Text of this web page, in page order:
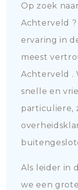
Op zoek
Achterveld
ervaring in
meest
Achterveld .
snelle en
particuliere,
Als leider in
we een